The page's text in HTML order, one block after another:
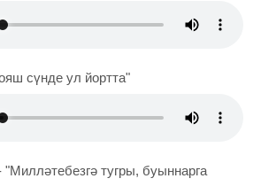
сүнде ул йортта"
тугры, буыннарга